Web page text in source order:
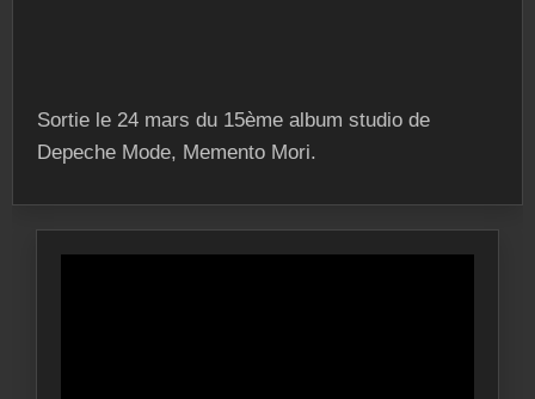
Sortie le 24 mars du 15ème album studio de
Depeche Mode, Memento Mori.